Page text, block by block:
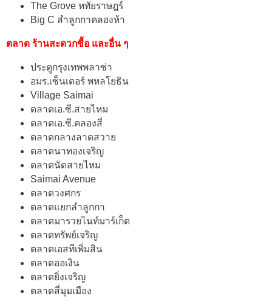
The Grove หทัยราษฎร์
Big C ลำลูกกาคลองห้า
ตลาด ร้านสะดวกซื้อ และอื่น ๆ
ประตูกรุงเทพพลาซ่า
อมร.เซ็นเตอร์ พหลโยธิน
Village Saimai
ตลาดเอ.ซี.สายไหม
ตลาดเอ.ซี.คลองสี่
ตลาดกลางลาดสวาย
ตลาดนาทองเจริญ
ตลาดนัดสายไหม
Saimai Avenue
ตลาดวงศกร
ตลาดแยกลำลูกกา
ตลาดมารวยไนท์มาร์เก็ต
ตลาดทรัพย์เจริญ
ตลาดเอสทีเพิ่มสิน
ตลาดออเงิน
ตลาดยิ่งเจริญ
ตลาดสี่มุมเมือง